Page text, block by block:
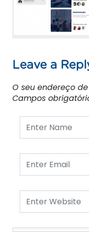
Leave a
O seu endereço
Campos